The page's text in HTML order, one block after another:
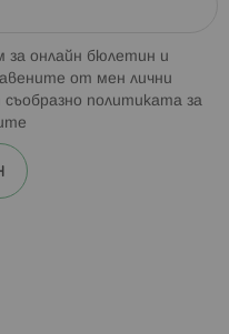
за онлайн бюлетин и
от мен лични
политиката за